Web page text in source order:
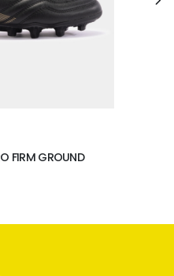
FIRM GROUND